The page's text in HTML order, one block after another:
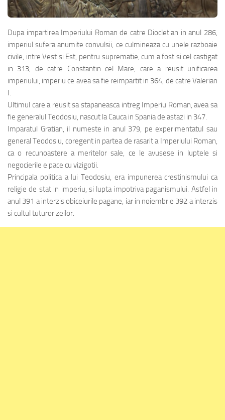
Dupa impartirea Imperiului Roman de catre Diocletian in anul 286,
imperiul sufera anumite convulsii, ce culmineaza cu unele razboaie
civile, intre Vest si Est, pentru suprematie, cum a fost si cel castigat
in 313, de catre Constantin cel Mare, care a reusit unificarea
imperiului, imperiu ce avea sa fie reimpartit in 364, de catre Valerian
I.
Ultimul care a reusit sa stapaneasca intreg Imperiu Roman, avea sa
fie generalul Teodosiu, nascut la Cauca in Spania de astazi in 347.
Imparatul Gratian, il numeste in anul 379, pe experimentatul sau
general Teodosiu, coregent in partea de rasarit a Imperiului Roman,
ca o recunoastere a meritelor sale, ce le avusese in luptele si
negocierile e pace cu vizigotii.
Principala politica a lui Teodosiu, era impunerea crestinismului ca
religie de stat in imperiu, si lupta impotriva paganismului. Astfel in
anul 391 a interzis obiceiurile pagane, iar in noiembrie 392 a interzis
si cultul tuturor zeilor.